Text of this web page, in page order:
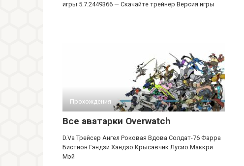
игры 5.7.2449366 — Скачайте трейнер Версия игры
Прохождения
Все аватарки Overwatch
D.Va Трейсер Ангел Роковая Вдова Солдат-76 Фарра
Бистион Гэндзи Хандзо Крысавчик Лусио Маккри
Мэй